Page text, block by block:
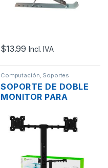
$13.99 Incl. IVA
Computación, Soportes
SOPORTE DE DOBLE
MONITOR PARA
XTREME KMM-510
13″- 32″ NEGRO